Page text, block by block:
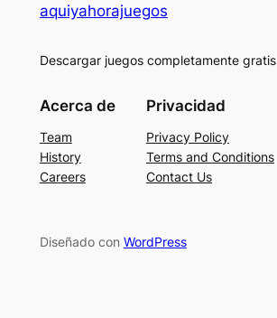
aquiyahorajuegos
Descargar juegos completamente gratis
Acerca de
Team
History
Careers
Privacidad
Privacy Policy
Terms and Conditions
Contact Us
Diseñado con WordPress